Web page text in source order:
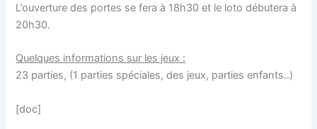
L’ouverture des portes se fera à 18h30 et le loto débutera à
20h30.
Quelques informations sur les jeux :
23 parties, (1 parties spéciales, des jeux, parties enfants..)
[doc]